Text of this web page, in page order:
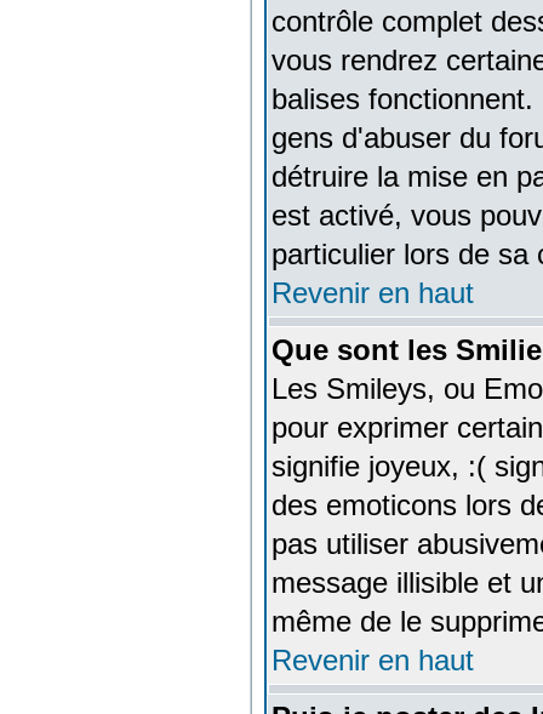
contrôle complet
vous rendrez
balises
gens d'abuser du
détruire la mise en
est activé, vous
particulier lors de sa
Revenir en haut
Que sont les
Les Smileys, ou
pour exprimer
signifie joyeux, :(
des emoticons lors
pas utiliser
message illisible et
même de le
Revenir en haut